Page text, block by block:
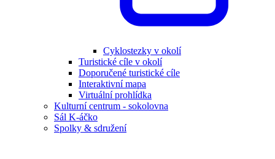
Cyklostezky v okolí
Turistické cíle v okolí
Doporučené turistické cíle
Interaktivní mapa
Virtuální prohlídka
Kulturní centrum - sokolovna
Sál K-áčko
Spolky & sdružení